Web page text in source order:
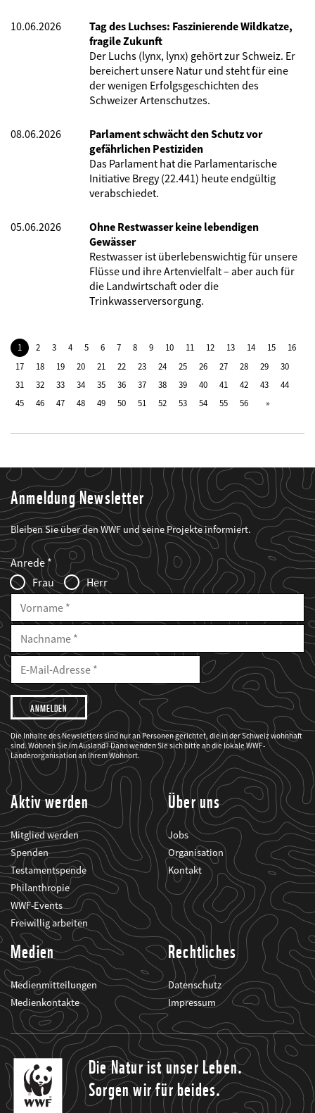
10.06.2026
Tag des Luchses: Faszinierende Wildkatze,
fragile Zukunft
Der Luchs (lynx, lynx) gehört zur Schweiz. Er
bereichert unsere Natur und steht für eine
der wenigen Erfolgsgeschichten des
Schweizer Artenschutzes.
08.06.2026
Parlament schwächt den Schutz vor
gefährlichen Pestiziden
Das Parlament hat die Parlamentarische
Initiative Bregy (22.441) heute endgültig
verabschiedet.
05.06.2026
Ohne Restwasser keine lebendigen
Gewässer
Restwasser ist überlebenswichtig für unsere
Flüsse und ihre Artenvielfalt – aber auch für
die Landwirtschaft oder die
Trinkwasserversorgung.
1 2 3 4 5 6 7 8 9 10 11 12 13 14 15
16
17
18 19 20 21 22 23 24 25 26 27 28 29
30
31
32 33 34 35 36 37 38 39 40 41 42 43
44
45
46 47 48 49 50 51 52 53 54 55 56
Anmeldung Newsletter
Bleiben Sie über den WWF und seine Projekte informiert.
Web2Case
Infofelder
Fieldset
anrede_name
Anrede
Frau
Herr
Vorname
Nachname
E-
Mailadresse
E-
Adresse
Ich
möchte,
dass
der
WWF
mich
über
seine
Projekte
informiert.
Die Inhalte des Newsletters sind nur an Personen gerichtet, die in der Schweiz wohnhaft
sind. Wohnen Sie im Ausland? Dann wenden Sie sich bitte an die lokale WWF-
Länderorganisation an Ihrem Wohnort.
Aktiv werden
Mitglied werden
Spenden
Testamentspende
Philanthropie
WWF-Events
Freiwillig arbeiten
Über uns
Jobs
Organisation
Kontakt
Medien
Medienmitteilungen
Medienkontakte
Rechtliches
Datenschutz
Impressum
Die Natur ist unser Leben.
Sorgen wir für beides.